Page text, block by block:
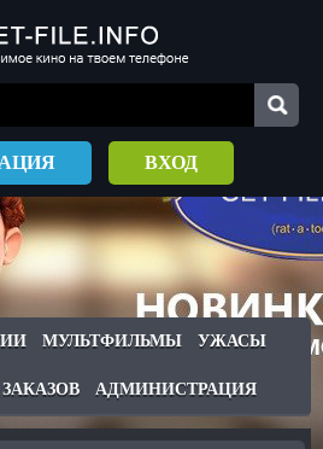
ВХОД
МУЛЬТФИЛЬМЫ УЖАСЫ
АДМИНИСТРАЦИЯ